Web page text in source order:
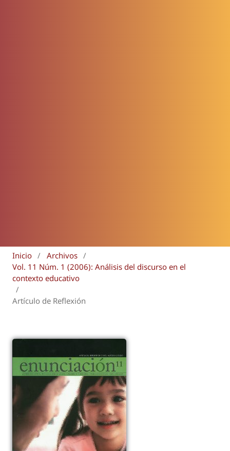
Inicio / Archivos /
Vol. 11 Núm. 1 (2006): Análisis del discurso en el
contexto educativo
/
Artículo de Reflexión